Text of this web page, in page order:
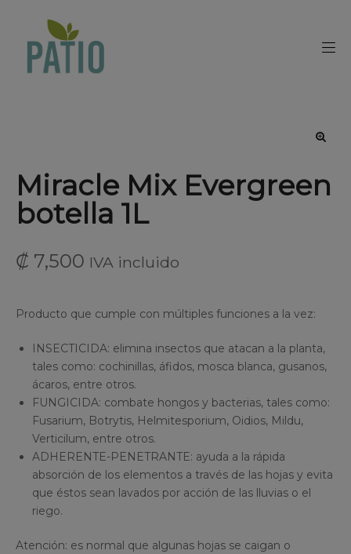
Miracle Mix Evergreen
botella 1L
₡ 7,500 IVA incluido
Producto que cumple con múltiples funciones a la vez:
INSECTICIDA: elimina insectos que atacan a la planta,
tales como: cochinillas, áfidos, mosca blanca, gusanos,
ácaros, entre otros.
FUNGICIDA: combate hongos y bacterias, tales como:
Fusarium, Botrytis, Helmitesporium, Oidios, Mildu,
Verticilum, entre otros.
ADHERENTE-PENETRANTE: ayuda a la rápida
absorción de los elementos a través de las hojas y evita
que éstos sean lavados por acción de las lluvias o el
riego.
Atención: es normal que algunas hojas se caigan o